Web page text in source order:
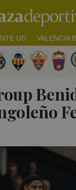
UD VALENCIA